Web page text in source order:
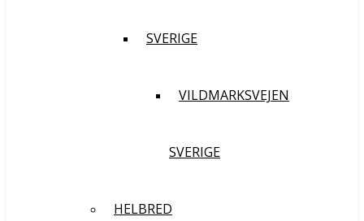
SVERIGE
VILDMARKSVEJEN
SVERIGE
HELBRED